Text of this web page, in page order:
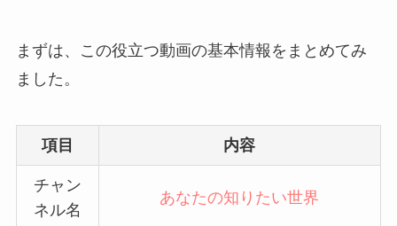
まずは、この役立つ動画の基本情報をまとめてみ
ました。
項目 内容
チャン
ネル名
あなたの知りたい世界